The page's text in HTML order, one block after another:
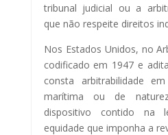
tribunal judicial ou a
que não respeite direitos
Nos Estados Unidos, no
codificado em 1947 e
consta arbitrabilidade
marítima ou de
dispositivo contido na
equidade que imponha a